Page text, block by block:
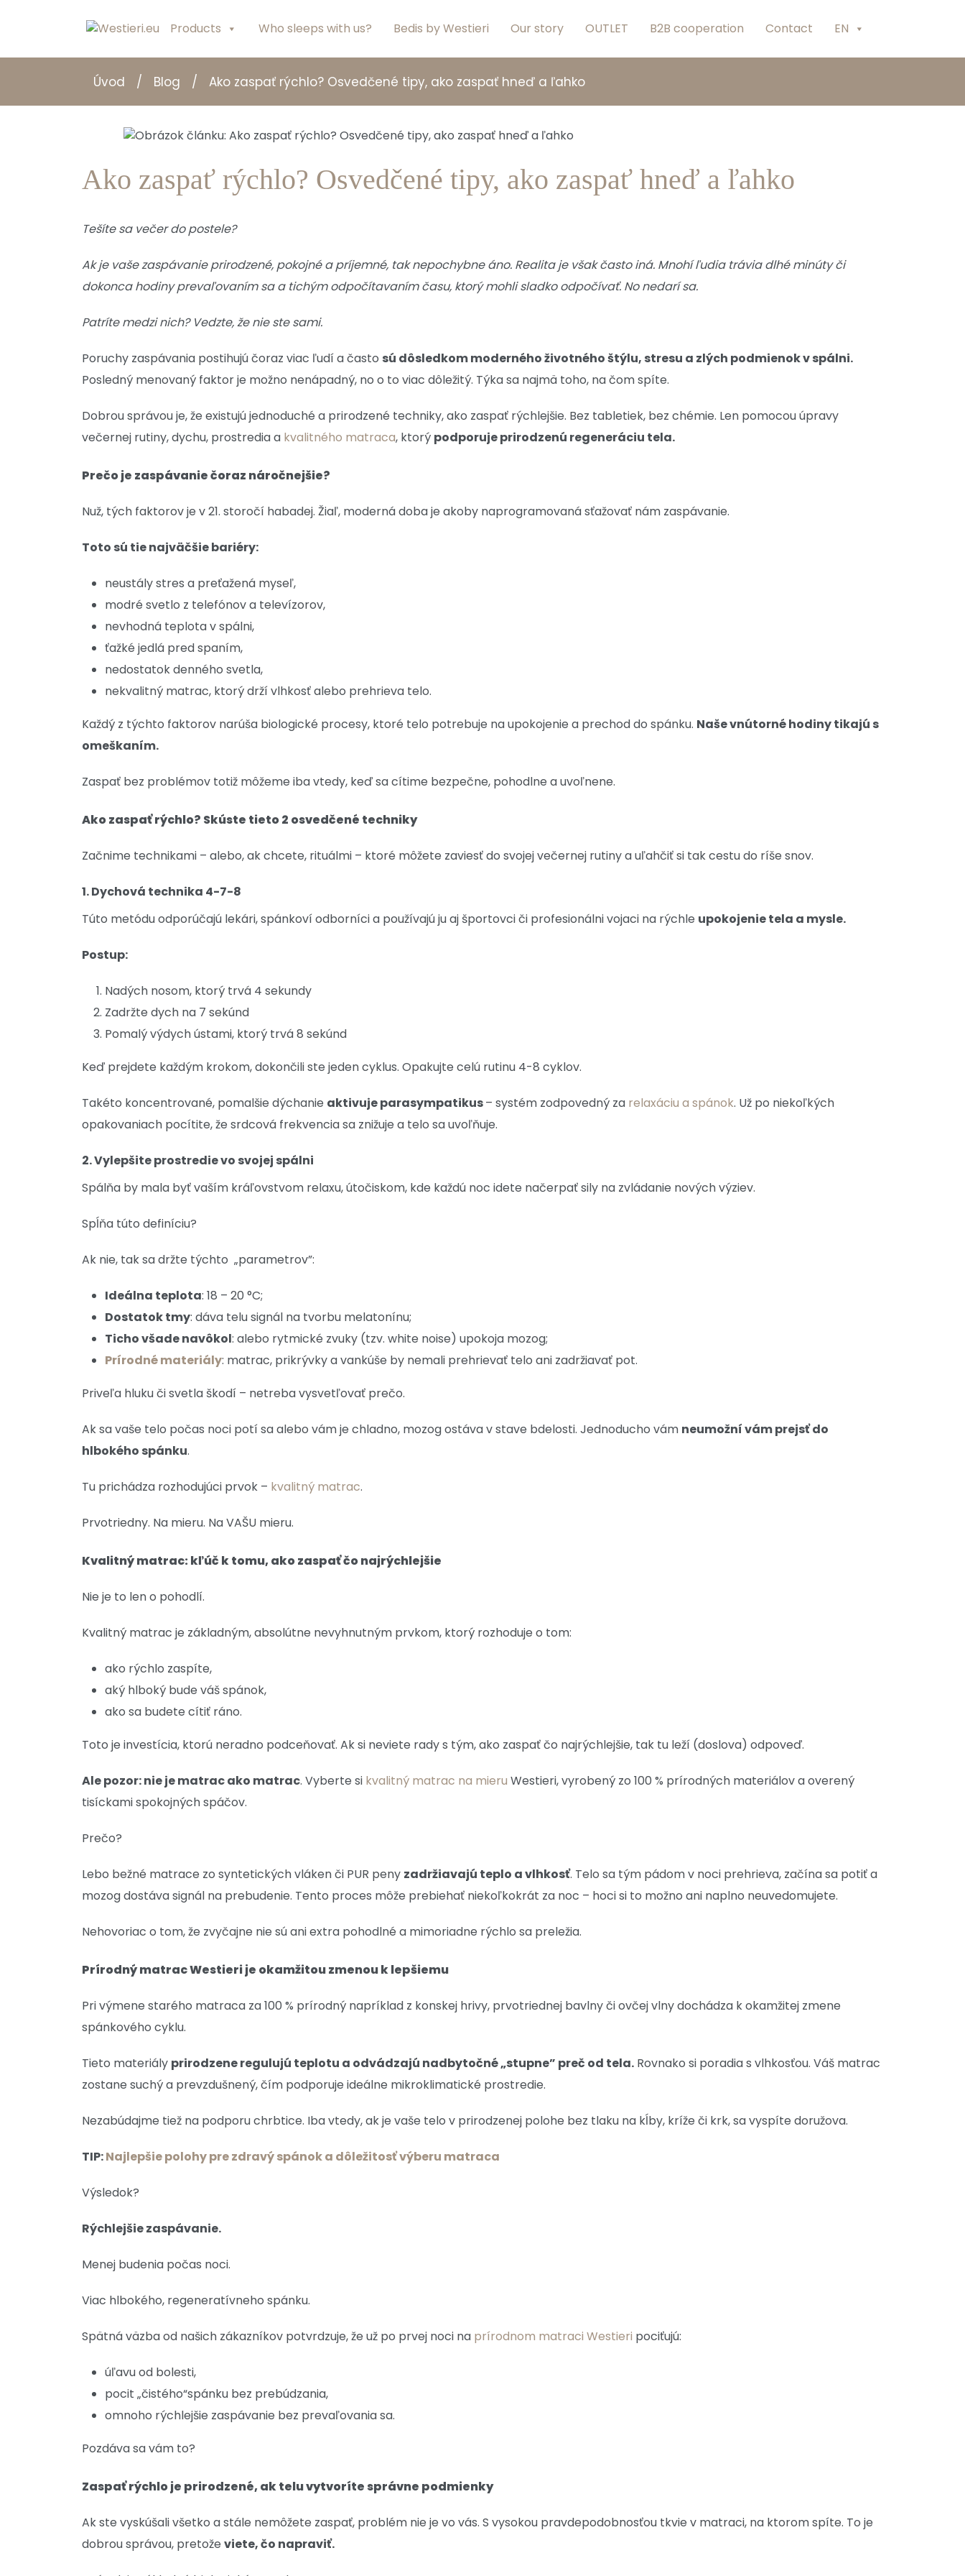
Products Who sleeps with us? Bedis by Westieri Our story OUTLET B2B cooperation Contact EN
Úvod / Blog / Ako zaspať rýchlo? Osvedčené tipy, ako zaspať hneď a ľahko
Ako zaspať rýchlo? Osvedčené tipy, ako zaspať hneď a ľahko
Tešíte sa večer do postele?
Ak je vaše zaspávanie prirodzené, pokojné a príjemné, tak nepochybne áno. Realita je však často iná. Mnohí ľudia trávia dlhé minúty či
dokonca hodiny prevaľovaním sa a tichým odpočítavaním času, ktorý mohli sladko odpočívať. No nedarí sa.
Patríte medzi nich? Vedzte, že nie ste sami.
Poruchy zaspávania postihujú čoraz viac ľudí a často sú dôsledkom moderného životného štýlu, stresu a zlých podmienok v spálni.
Posledný menovaný faktor je možno nenápadný, no o to viac dôležitý. Týka sa najmä toho, na čom spíte.
Dobrou správou je, že existujú jednoduché a prirodzené techniky, ako zaspať rýchlejšie. Bez tabletiek, bez chémie. Len pomocou úpravy
večernej rutiny, dychu, prostredia a kvalitného matraca, ktorý podporuje prirodzenú regeneráciu tela.
Prečo je zaspávanie čoraz náročnejšie?
Nuž, tých faktorov je v 21. storočí habadej. Žiaľ, moderná doba je akoby naprogramovaná sťažovať nám zaspávanie.
Toto sú tie najväčšie bariéry:
neustály stres a preťažená myseľ,
modré svetlo z telefónov a televízorov,
nevhodná teplota v spálni,
ťažké jedlá pred spaním,
nedostatok denného svetla,
nekvalitný matrac, ktorý drží vlhkosť alebo prehrieva telo.
Každý z týchto faktorov narúša biologické procesy, ktoré telo potrebuje na upokojenie a prechod do spánku. Naše vnútorné hodiny tikajú s
omeškaním.
Zaspať bez problémov totiž môžeme iba vtedy, keď sa cítime bezpečne, pohodlne a uvoľnene.
Ako zaspať rýchlo? Skúste tieto 2 osvedčené techniky
Začnime technikami – alebo, ak chcete, rituálmi – ktoré môžete zaviesť do svojej večernej rutiny a uľahčiť si tak cestu do ríše snov.
1. Dychová technika 4-7-8
Túto metódu odporúčajú lekári, spánkoví odborníci a používajú ju aj športovci či profesionálni vojaci na rýchle upokojenie tela a mysle.
Postup:
Nadých nosom, ktorý trvá 4 sekundy
Zadržte dych na 7 sekúnd
Pomalý výdych ústami, ktorý trvá 8 sekúnd
Keď prejdete každým krokom, dokončili ste jeden cyklus. Opakujte celú rutinu 4-8 cyklov.
Takéto koncentrované, pomalšie dýchanie aktivuje parasympatikus– systém zodpovedný za relaxáciu a spánok. Už po niekoľkých
opakovaniach pocítite, že srdcová frekvencia sa znižuje a telo sa uvoľňuje.
2. Vylepšite prostredie vo svojej spálni
Spálňa by mala byť vaším kráľovstvom relaxu, útočiskom, kde každú noc idete načerpať sily na zvládanie nových výziev.
Spĺňa túto definíciu?
Ak nie, tak sa držte týchto „parametrov”:
Ideálna teplota: 18 – 20 °C;
Dostatok tmy: dáva telu signál na tvorbu melatonínu;
Ticho všade navôkol: alebo rytmické zvuky (tzv. white noise) upokoja mozog;
Prírodné materiály: matrac, prikrývky a vankúše by nemali prehrievať telo ani zadržiavať pot.
Priveľa hluku či svetla škodí – netreba vysvetľovať prečo.
Ak sa vaše telo počas noci potí sa alebo vám je chladno, mozog ostáva v stave bdelosti. Jednoducho vám neumožní vám prejsť do
hlbokého spánku.
Tu prichádza rozhodujúci prvok – kvalitný matrac.
Prvotriedny. Na mieru. Na VAŠU mieru.
Kvalitný matrac: kľúč k tomu, ako zaspať čo najrýchlejšie
Nie je to len o pohodlí.
Kvalitný matrac je základným, absolútne nevyhnutným prvkom, ktorý rozhoduje o tom:
ako rýchlo zaspíte,
aký hlboký bude váš spánok,
ako sa budete cítiť ráno.
Toto je investícia, ktorú neradno podceňovať. Ak si neviete rady s tým, ako zaspať čo najrýchlejšie, tak tu leží (doslova) odpoveď.
Ale pozor: nie je matrac ako matrac. Vyberte si kvalitný matrac na mieru Westieri, vyrobený zo 100 % prírodných materiálov a overený
tisíckami spokojných spáčov.
Prečo?
Lebo bežné matrace zo syntetických vláken či PUR peny zadržiavajú teplo a vlhkosť. Telo sa tým pádom v noci prehrieva, začína sa potiť a
mozog dostáva signál na prebudenie. Tento proces môže prebiehať niekoľkokrát za noc – hoci si to možno ani naplno neuvedomujete.
Nehovoriac o tom, že zvyčajne nie sú ani extra pohodlné a mimoriadne rýchlo sa preležia.
Prírodný matrac Westieri je okamžitou zmenou k lepšiemu
Pri výmene starého matraca za 100 % prírodný napríklad z konskej hrivy, prvotriednej bavlny či ovčej vlny dochádza k okamžitej zmene
spánkového cyklu.
Tieto materiály prirodzene regulujú teplotu a odvádzajú nadbytočné „stupne” preč od tela. Rovnako si poradia s vlhkosťou. Váš matrac
zostane suchý a prevzdušnený, čím podporuje ideálne mikroklimatické prostredie.
Nezabúdajme tiež na podporu chrbtice. Iba vtedy, ak je vaše telo v prirodzenej polohe bez tlaku na kĺby, kríže či krk, sa vyspíte doružova.
TIP:Najlepšie polohy pre zdravý spánok a dôležitosť výberu matraca
Výsledok?
Rýchlejšie zaspávanie.
Menej budenia počas noci.
Viac hlbokého, regeneratívneho spánku.
Spätná väzba od našich zákazníkov potvrdzuje, že už po prvej noci na prírodnom matraci Westieri pociťujú:
úľavu od bolesti,
pocit „čistého“spánku bez prebúdzania,
omnoho rýchlejšie zaspávanie bez prevaľovania sa.
Pozdáva sa vám to?
Zaspať rýchlo je prirodzené, ak telu vytvoríte správne podmienky
Ak ste vyskúšali všetko a stále nemôžete zaspať, problém nie je vo vás. S vysokou pravdepodobnosťou tkvie v matraci, na ktorom spíte. To je
dobrou správou, pretože viete, čo napraviť.